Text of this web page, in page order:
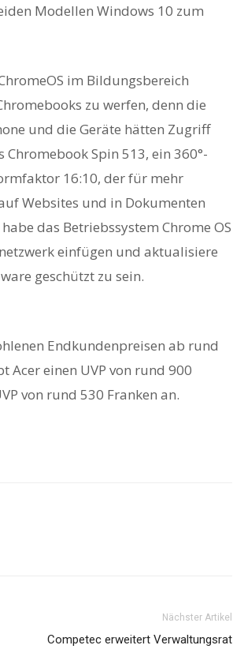
Modellen Windows 10 zum
im Bildungsbereich
zu werfen, denn die
und die Geräte hätten Zugriff
Spin 513, ein 360°-
16:10, der für mehr
Websites und in Dokumenten
das Betriebssystem Chrome OS
einfügen und aktualisiere
geschützt zu sein.
Endkundenpreisen ab rund
Acer einen UVP von rund 900
von rund 530 Franken an.
Nächster Artikel
Competec erweitert Verwaltungsrat